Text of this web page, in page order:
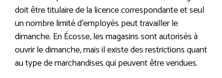
doit être titulaire de la licence correspondante et seul
un nombre limité d’employés peut travailler le
dimanche. En Écosse, les magasins sont autorisés à
ouvrir le dimanche, mais il existe des restrictions quant
au type de marchandises qui peuvent être vendues.